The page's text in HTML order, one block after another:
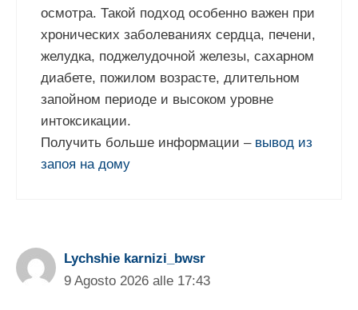
осмотра. Такой подход особенно важен при
хронических заболеваниях сердца, печени,
желудка, поджелудочной железы, сахарном
диабете, пожилом возрасте, длительном
запойном периоде и высоком уровне
интоксикации.
Получить больше информации – вывод из
запоя на дому
Lychshie karnizi_bwsr
9 Agosto 2026 alle 17:43